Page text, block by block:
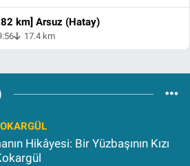
km] Arsuz (Hatay)
17.4 km
Hikâyesi: Bir Yüzbaşının Kızı